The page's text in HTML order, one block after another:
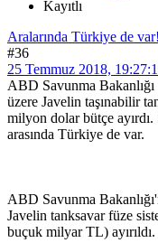
Kayıtlı
Aralarında Türkiye de
#36
25 Temmuz 2018,
ABD Savunma Bakanlığı
üzere Javelin taşınabilir
milyon dolar bütçe
arasında Türkiye de var.
ABD Savunma
Javelin tanksavar füze
buçuk milyar TL) ayırıldı.